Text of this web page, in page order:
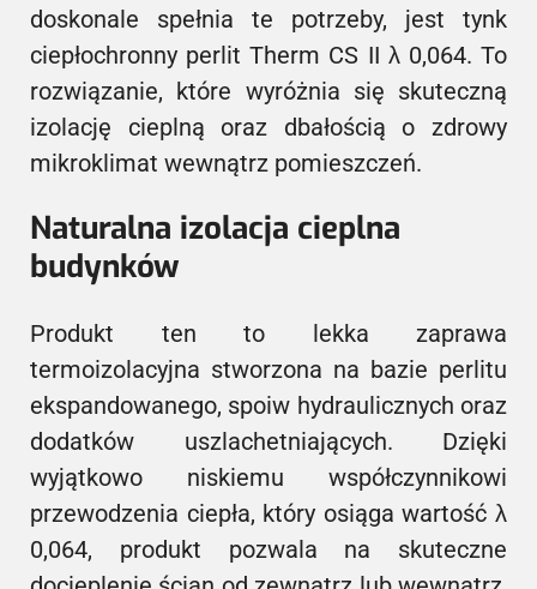
doskonale spełnia te potrzeby, jest tynk
ciepłochronny perlit Therm CS II λ 0,064. To
rozwiązanie, które wyróżnia się skuteczną
izolację cieplną oraz dbałością o zdrowy
mikroklimat wewnątrz pomieszczeń.
Naturalna izolacja cieplna
budynków
Produkt ten to lekka zaprawa
termoizolacyjna stworzona na bazie perlitu
ekspandowanego, spoiw hydraulicznych oraz
dodatków uszlachetniających. Dzięki
wyjątkowo niskiemu współczynnikowi
przewodzenia ciepła, który osiąga wartość λ
0,064, produkt pozwala na skuteczne